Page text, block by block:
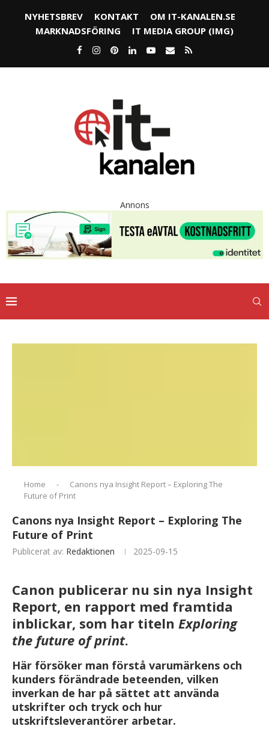
NYHETSBREV KONTAKT
OM IT-KANALEN.SE
MARKNADSFÖRING
IT MEDIA GROUP (IMG)
Annons
Home -
Canons nya Insight Report – Exploring The
Future of Print
Canons nya Insight Report – Exploring The
Future of Print
Publicerat av: Redaktionen 2025-09-15
Canon publicerar nu sin nya Insight
Report, en rapport med framtida
inblickar, som har titeln Exploring
the future of print.
Här försöker man förstå varumärkens och
kunders förändrade beteenden, vilken
inverkan de har på sättet att använda
utskrifter och tryck och hur
utskriftsleverantörer arbetar.